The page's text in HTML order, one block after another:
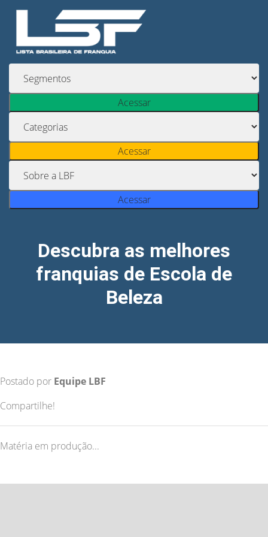
Acessar
Acessar
Acessar
Descubra as melhores
franquias de Escola de
Beleza
Postado por Equipe LBF
Compartilhe!
Matéria em produção...